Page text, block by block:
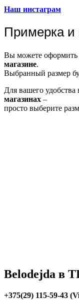
Наш инстаграм
Примерка и
Вы можете оформить
магазине.
Выбранный размер
Для вашего
магазинах –
просто выберите
Belodejda в
+375(29) 115-59-43